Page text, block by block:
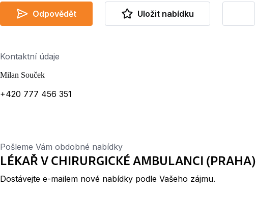
Odpovědět Uložit nabídku
Kontaktní údaje
Milan Souček
+420 777 456 351
Pošleme Vám obdobné nabídky
LÉKAŘ V CHIRURGICKÉ AMBULANCI (PRAHA)
Dostávejte e-mailem nové nabídky podle Vašeho zájmu.